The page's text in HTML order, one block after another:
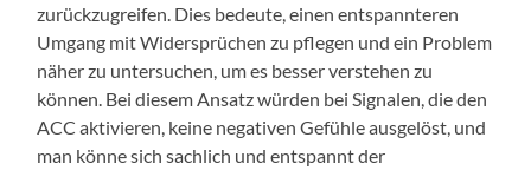
zurückzugreifen. Dies bedeute, einen entspannteren
Umgang mit Widersprüchen zu pflegen und ein Problem
näher zu untersuchen, um es besser verstehen zu
können. Bei diesem Ansatz würden bei Signalen, die den
ACC aktivieren, keine negativen Gefühle ausgelöst, und
man könne sich sachlich und entspannt der